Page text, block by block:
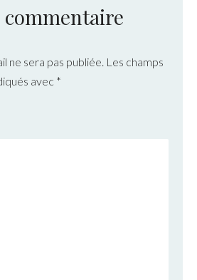
ne sera pas publiée. Les champs
avec *